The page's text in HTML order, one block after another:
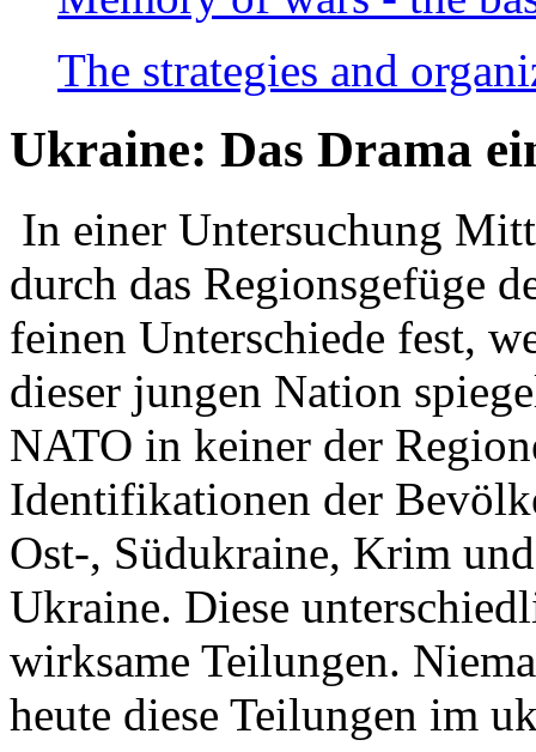
The strategies and
Ukraine: Das Drama
In einer Untersuchung
durch das Regionsgefüge
feinen Unterschiede fest,
dieser jungen Nation
NATO in keiner der
Identifikationen der
Ost-, Südukraine, Krim
Ukraine. Diese
wirksame Teilungen.
heute diese Teilungen im